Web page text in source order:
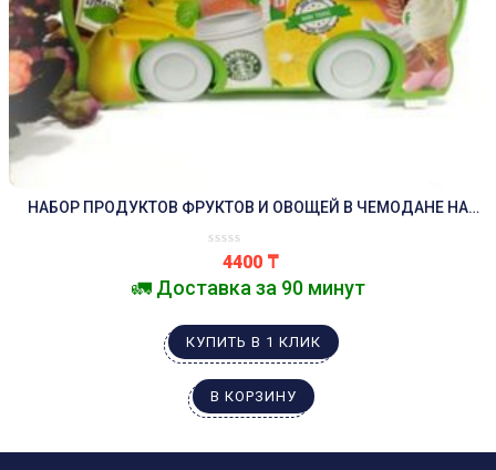
НАБОР ПРОДУКТОВ ФРУКТОВ И ОВОЩЕЙ В ЧЕМОДАНЕ НА
4400 ₸
🚛 Доставка за 90 минут
КУПИТЬ В 1 КЛИК
В КОРЗИНУ